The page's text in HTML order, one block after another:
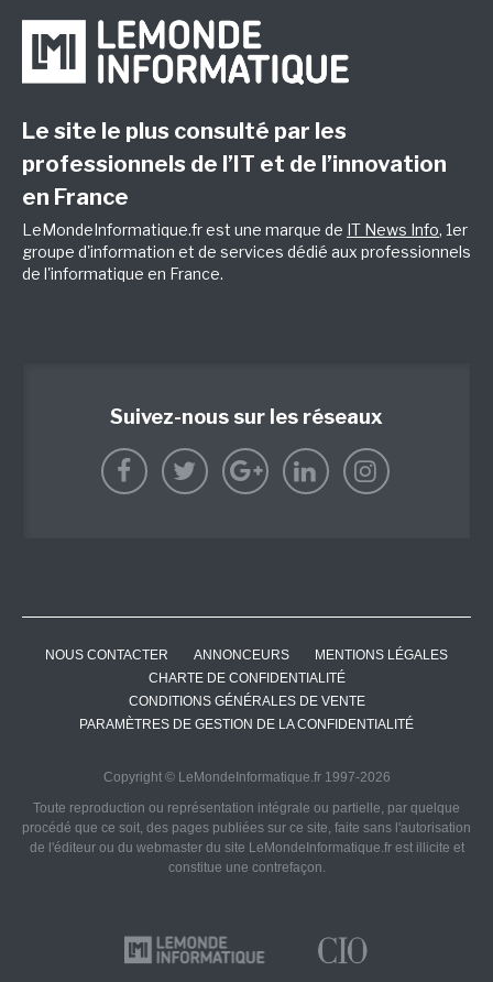
Le site le plus consulté par les
professionnels de l’IT et de l’innovation
en France
LeMondeInformatique.fr est une marque de IT News Info, 1er
groupe d'information et de services dédié aux professionnels
de l'informatique en France.
Suivez-nous sur les réseaux
NOUS CONTACTER ANNONCEURS
MENTIONS LÉGALES
CHARTE DE CONFIDENTIALITÉ
CONDITIONS GÉNÉRALES DE VENTE
PARAMÈTRES DE GESTION DE LA CONFIDENTIALITÉ
Copyright © LeMondeInformatique.fr 1997-2026
Toute reproduction ou représentation intégrale ou partielle, par quelque
procédé que ce soit, des pages publiées sur ce site, faite sans l'autorisation
de l'éditeur ou du webmaster du site LeMondeInformatique.fr est illicite et
constitue une contrefaçon.